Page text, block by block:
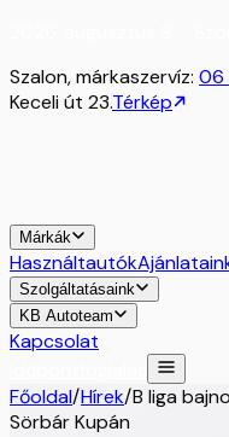
Szalon, márkaszervíz: 06
Keceli út 23.Térkép
Márkák
Használtautók
Szolgáltatásaink
KB Autoteam
Kapcsolat
Főoldal/Hírek/B liga
Sörbár Kupán